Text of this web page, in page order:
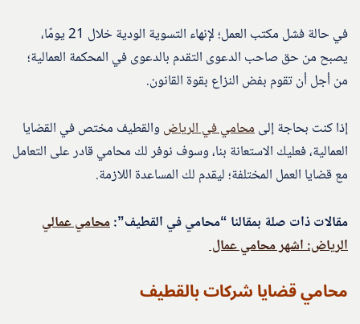
في حالة فشل مكتب العمل؛ لإنهاء التسوية الودية خلال 21 يومًا،
يصبح من حق صاحب الدعوى التقدم بالدعوى في المحكمة العمالية؛
من أجل أن تقوم بفض النزاع بقوة القانون.
إذا كنت بحاجة إلىمحامي في الرياض والقطيف مختص في القضايا
العمالية، فعليك الاستعانة بنا، وسوف نوفر لك محامي قادر على التعامل
مع قضايا العمل المختلفة؛ ليقدم لك المساعدة اللازمة.
مقالات ذات صلة بمقالنا “محامي في القطيف”:محامي عمالي
الرياض: اشهر محامي عمال
محامي قضايا شركات بالقطيف